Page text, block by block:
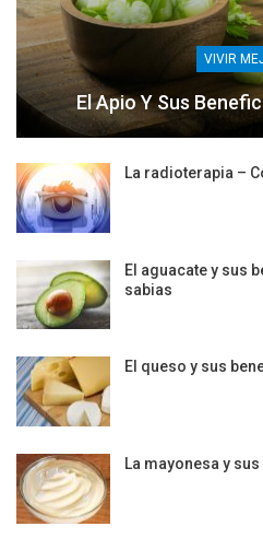
VIVIR
El Apio Y Sus
La radioterapia –
El aguacate y sus
sabias
El queso y sus
La mayonesa y